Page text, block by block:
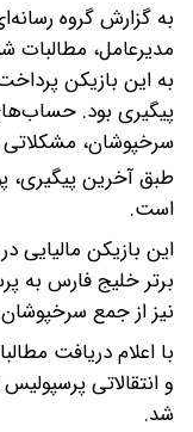
به گزارش گروه
مدیرعامل، مطالبات
به این بازیکن
پیگیری بود.
سرخپوشان،
طبق آخرین پیگیری،
است.
این بازیکن
برتر خلیج فارس به
نیز از جمع
با اعلام دریافت
و انتقالاتی
شد.